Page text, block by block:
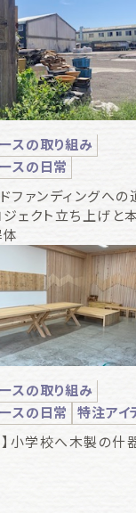
スの取り組み
スの日常
ファンディングへの
ェクト立ち上げと
スの取り組み
スの日常
特注アイ
】小学校へ木製の什